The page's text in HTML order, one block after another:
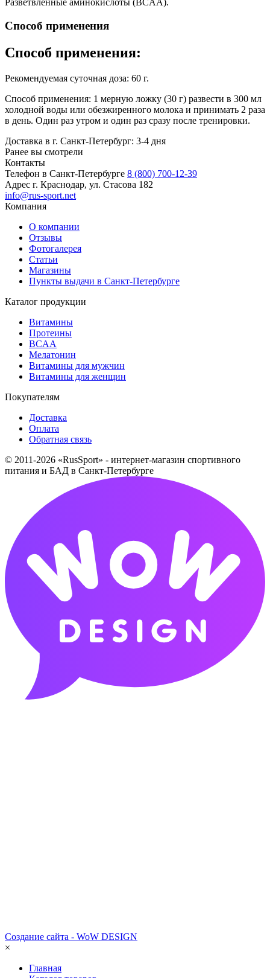
Разветвленные аминокислоты (BCAA).
Способ применения
Способ применения:
Рекомендуемая суточная доза: 60 г.
Способ применения: 1 мерную ложку (30 г) развести в 300 мл
холодной воды или обезжиренного молока и принимать 2 раза
в день. Один раз утром и один раз сразу после тренировки.
Доставка в г. Санкт-Петербург: 3-4 дня
Ранее вы смотрели
Контакты
Телефон в Санкт-Петербурге 8 (800) 700-12-39
Адрес г. Краснодар, ул. Стасова 182
info@rus-sport.net
Компания
О компании
Отзывы
Фотогалерея
Статьи
Магазины
Пункты выдачи в Санкт-Петербурге
Каталог продукции
Витамины
Протеины
BCAA
Мелатонин
Витамины для мужчин
Витамины для женщин
Покупателям
Доставка
Оплата
Обратная связь
© 2011-2026 «RusSport» - интернет-магазин спортивного
питания и БАД в Санкт-Петербурге
Создание сайта - WoW DESIGN
×
Главная